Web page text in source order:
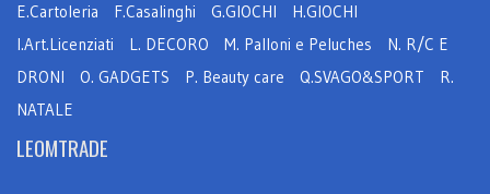
E.Cartoleria
F.Casalinghi G.GIOCHI
H.GIOCHI
I.Art.Licenziati
L. DECORO M. Palloni e Peluches
N. R/C E
DRONI
O. GADGETS P. Beauty care Q.SVAGO&SPORT
R.
NATALE
LEOMTRADE